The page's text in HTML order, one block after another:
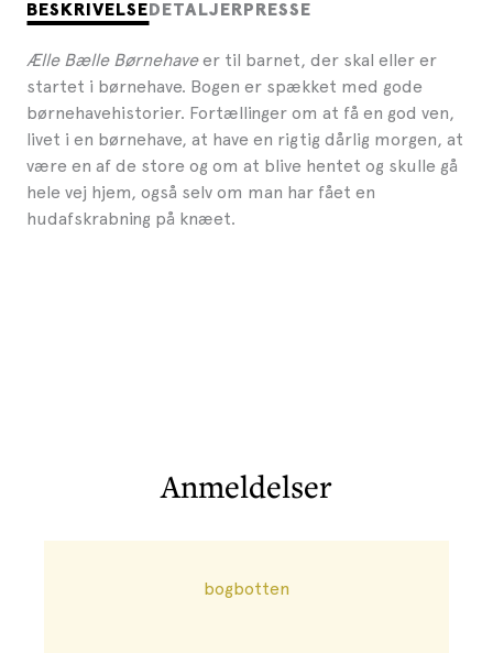
BESKRIVELSE DETALJER PRESSE
Ælle Bælle Børnehaveer til barnet, der skal eller er
startet i børnehave. Bogen er spækket med gode
børnehavehistorier. Fortællinger om at få en god ven,
livet i en børnehave, at have en rigtig dårlig morgen, at
være en af de store og om at blive hentet og skulle gå
hele vej hjem, også selv om man har fået en
hudafskrabning på knæet.
Anmeldelser
bogbotten